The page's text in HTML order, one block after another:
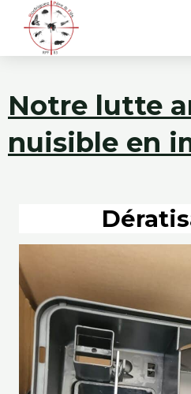
contenu
Notre lutte
nuisible en